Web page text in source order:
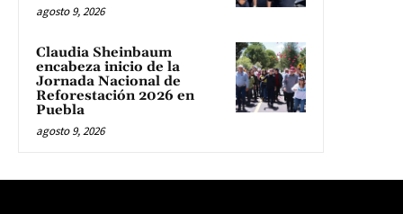
agosto 9, 2026
Claudia Sheinbaum
encabeza inicio de la
Jornada Nacional de
Reforestación 2026 en
Puebla
agosto 9, 2026